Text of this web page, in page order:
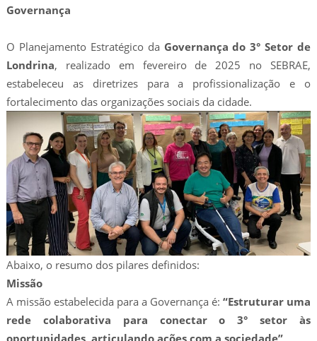
Governança
O Planejamento Estratégico da Governança do 3° Setor de
Londrina, realizado em fevereiro de 2025 no SEBRAE,
estabeleceu as diretrizes para a profissionalização e o
fortalecimento das organizações sociais da cidade.
Abaixo, o resumo dos pilares definidos:
Missão
A missão estabelecida para a Governança é:“Estruturar uma
rede colaborativa para conectar o 3° setor às